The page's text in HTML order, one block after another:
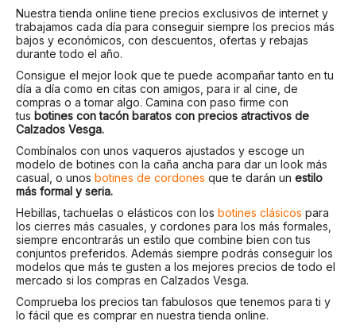
Nuestra tienda online tiene precios exclusivos de internet y
trabajamos cada día para conseguir siempre los precios más
bajos y económicos, con descuentos, ofertas y rebajas
durante todo el año.
Consigue el mejor look que te puede acompañar tanto en tu
día a día como en citas con amigos, para ir al cine, de
compras o a tomar algo. Camina con paso firme con
tus botines con tacón baratos con precios atractivos de
Calzados Vesga.
Combínalos con unos vaqueros ajustados y escoge un
modelo de botines con la caña ancha para dar un look más
casual, o unos botines de cordones que te darán un estilo
más formal y seria.
Hebillas, tachuelas o elásticos con los botines clásicos para
los cierres más casuales, y cordones para los más formales,
siempre encontrarás un estilo que combine bien con tus
conjuntos preferidos. Además siempre podrás conseguir los
modelos que más te gusten a los mejores precios de todo el
mercado si los compras en Calzados Vesga.
Comprueba los precios tan fabulosos que tenemos para ti y
lo fácil que es comprar en nuestra tienda online.